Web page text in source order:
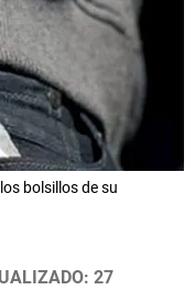
bolsillos de su
27